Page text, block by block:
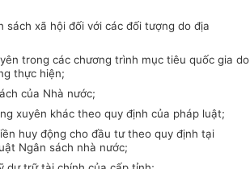
sách xã hội đối với các đối tượng do địa
trong các chương trình mục tiêu quốc gia do
thực hiện;
của Nhà nước;
xuyên khác theo quy định của pháp luật;
huy động cho đầu tư theo quy định tại
Ngân sách nhà nước;